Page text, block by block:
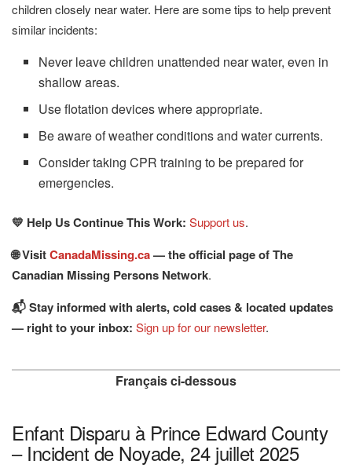
children closely near water. Here are some tips to help prevent
similar incidents:
Never leave children unattended near water, even in
shallow areas.
Use flotation devices where appropriate.
Be aware of weather conditions and water currents.
Consider taking CPR training to be prepared for
emergencies.
💛 Help Us Continue This Work: Support us.
🌐 VisitCanadaMissing.ca— the official page of The
Canadian Missing Persons Network.
📬 Stay informed with alerts, cold cases & located updates
— right to your inbox: Sign up for our newsletter.
Français ci-dessous
Enfant Disparu à Prince Edward County
– Incident de Noyade, 24 juillet 2025